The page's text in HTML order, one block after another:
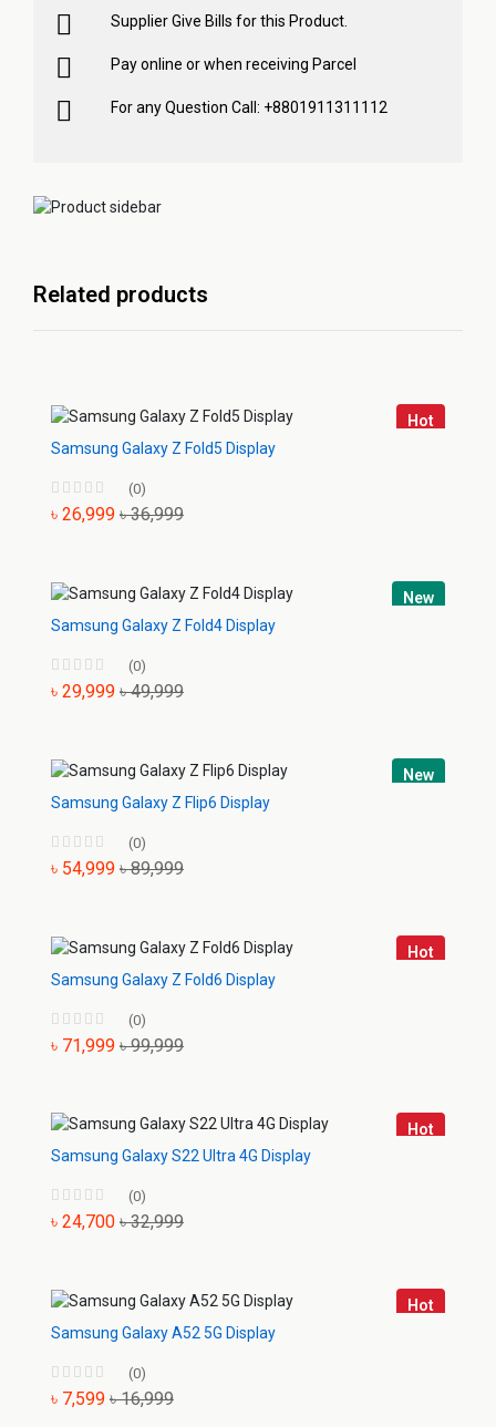
Supplier Give Bills for this Product.
Pay online or when receiving Parcel
For any Question Call: +8801911311112
Related products
Hot
Samsung Galaxy Z Fold5 Display
(0)
৳ 26,999 ৳ 36,999
New
Samsung Galaxy Z Fold4 Display
(0)
৳ 29,999 ৳ 49,999
New
Samsung Galaxy Z Flip6 Display
(0)
৳ 54,999 ৳ 89,999
Hot
Samsung Galaxy Z Fold6 Display
(0)
৳ 71,999 ৳ 99,999
Hot
Samsung Galaxy S22 Ultra 4G Display
(0)
৳ 24,700 ৳ 32,999
Hot
Samsung Galaxy A52 5G Display
(0)
৳ 7,599 ৳ 16,999